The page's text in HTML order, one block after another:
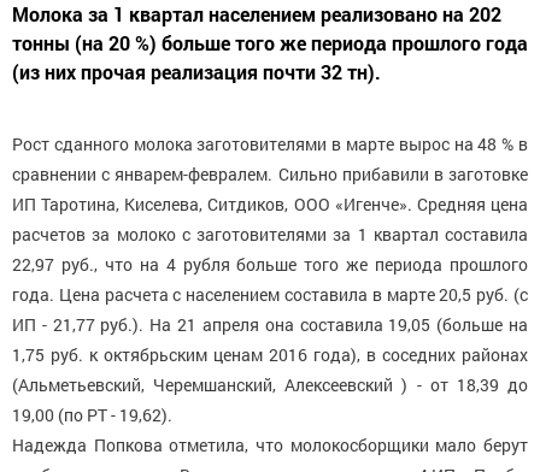
Молока за 1 квартал населением реализовано на 202
тонны (на 20 %) больше того же периода прошлого года
(из них прочая реализация почти 32 тн).
Рост сданного молока заготовителями в марте вырос на 48 % в
сравнении с январем-февралем. Сильно прибавили в заготовке
ИП Таротина, Киселева, Ситдиков, ООО «Игенче». Средняя цена
расчетов за молоко с заготовителями за 1 квартал составила
22,97 руб., что на 4 рубля больше того же периода прошлого
года. Цена расчета с населением составила в марте 20,5 руб. (с
ИП - 21,77 руб.). На 21 апреля она составила 19,05 (больше на
1,75 руб. к октябрьским ценам 2016 года), в соседних районах
(Альметьевский, Черемшанский, Алексеевский ) - от 18,39 до
19,00 (по РТ - 19,62).
Надежда Попкова отметила, что молокосборщики мало берут